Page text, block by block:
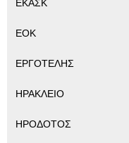
ΕΚΑΣΚ
ΕΟΚ
ΕΡΓΟΤΕΛΗΣ
ΗΡΑΚΛΕΙΟ
ΗΡΟΔΟΤΟΣ